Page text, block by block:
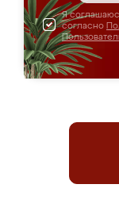
Я
согласно